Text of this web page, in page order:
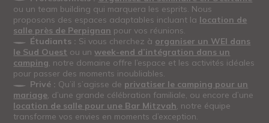
ou un team building qui marquera les esprits. Nous
proposons des espaces adaptables incluant la location de
salle près de Perpignan pour vos réunions.
Étudiants : Si vous cherchez à organiser un WEI dans
le Sud Ouest ou unweek-end d’intégration dans un
camping, notre domaine offre l’espace et les activités idéales
pour passer des moments inoubliables.
Privé : Qu’il s’agisse de privatiser le camping pour un
mariage, d’une grande célébration familiale, ou encore d’une
location de salle pour une Bar Mitzvah, notre équipe
transforme vos envies en moments d’exception.